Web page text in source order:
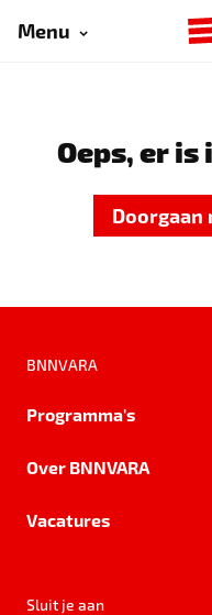
Menu
Oeps, er is
Doorgaan
BNNVARA
Programma's
Over BNNVARA
Vacatures
Sluit je aan